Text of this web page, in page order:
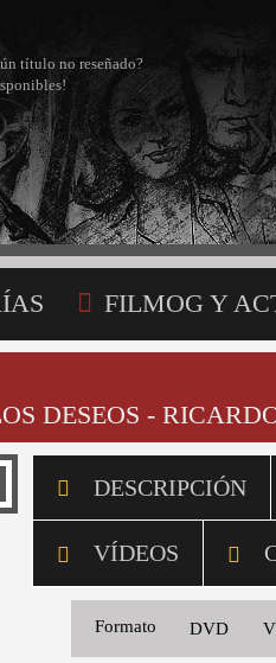
título no reseñado?
FILMOG Y
DESEOS -
DESCRIPCIÓN
VÍDEOS
Formato DVD